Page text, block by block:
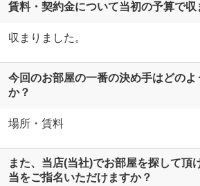
賃料・契約金について当初の予算で収
収まりました。
今回のお部屋の一番の決め手はどのよ
か？
場所・賃料
また、当店(当社)でお部屋を探して頂
当をご指名いただけますか？